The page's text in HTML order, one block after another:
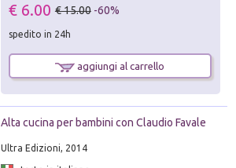
€ 6.00 € 15.00 -60%
spedito in 24h
aggiungi al carrello
Alta cucina per bambini con Claudio Favale
Ultra Edizioni, 2014